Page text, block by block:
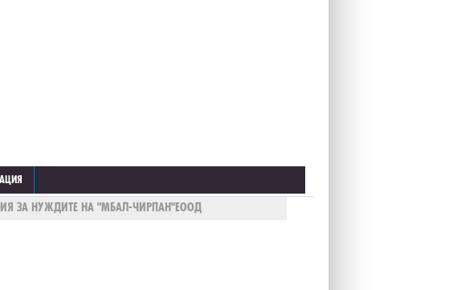
ЗА НУЖДИТЕ НА "МБАЛ-ЧИРПАН"ЕООД